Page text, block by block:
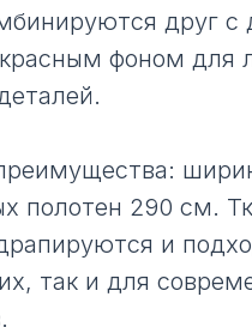
друг с
фоном для
полотен 290 см.
и
так и для